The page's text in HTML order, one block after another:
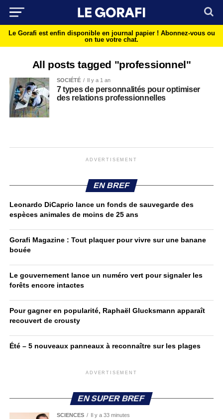
Le Gorafi est enfin disponible en journal papier ! Abonnez-vous ou
on tue votre chat.
All posts tagged "professionnel"
SOCIÉTÉ Il y a 1 an
7 types de personnalités pour optimiser
des relations professionnelles
ADVERTISEMENT
EN BREF
Leonardo DiCaprio lance un fonds de sauvegarde des
espèces animales de moins de 25 ans
Gorafi Magazine : Tout plaquer pour vivre sur une banane
bouée
Le gouvernement lance un numéro vert pour signaler les
forêts encore intactes
Pour gagner en popularité, Raphaël Glucksmann apparaît
recouvert de crousty
Été – 5 nouveaux panneaux à reconnaître sur les plages
ADVERTISEMENT
EN SUPER BREF
SCIENCES Il y a 33 minutes